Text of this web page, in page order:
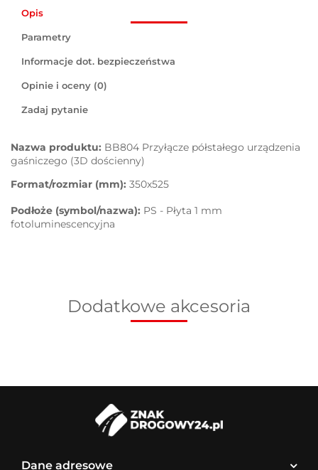
Opis
Parametry
Informacje dot. bezpieczeństwa
Opinie i oceny (0)
Zadaj pytanie
Nazwa produktu: BB804 Przyłącze półstałego urządzenia
gaśniczego (3D dościenny)
Format/rozmiar (mm): 350x525
Podłoże (symbol/nazwa): PS - Płyta 1 mm
fotoluminescencyjna
Dodatkowe akcesoria
Dane adresowe